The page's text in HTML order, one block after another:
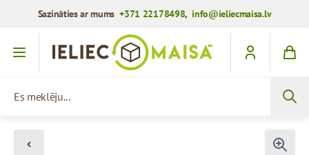
Sazināties ar mums+371 22178498,info@ieliecmaisa.lv
Iet uz saturu